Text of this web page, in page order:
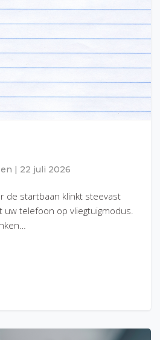
22 juli 2026
de startbaan klinkt steevast
telefoon op vliegtuigmodus.